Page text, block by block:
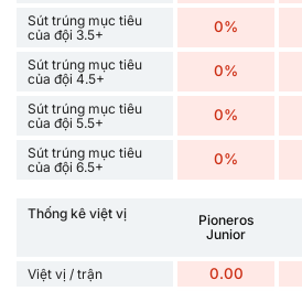
Sút trúng mục tiêu
của đội 3.5+
0%
Sút trúng mục tiêu
của đội 4.5+
0%
Sút trúng mục tiêu
của đội 5.5+
0%
Sút trúng mục tiêu
của đội 6.5+
0%
Thống kê việt vị
Pioneros
Junior
Việt vị / trận 0.00